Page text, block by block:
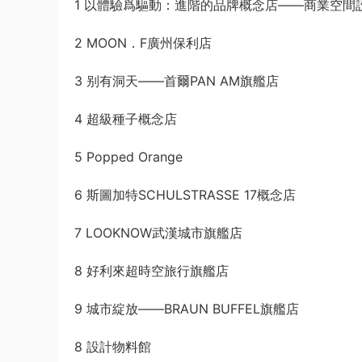
1 以體驗爲驅動：進階的品牌概念店——商業空間
2 MOON．F廣州保利店
3 别有洞天——首爾PAN AM旗艦店
4 超級種子概念店
5 Popped Orange
6 斯圖加特SCHULSTRASSE 17概念店
7 LOOKNOW武漢城市旗艦店
8 好利來超時空旅行旗艦店
9 城市綻放——BRAUN BUFFEL旗艦店
8 設計物料館